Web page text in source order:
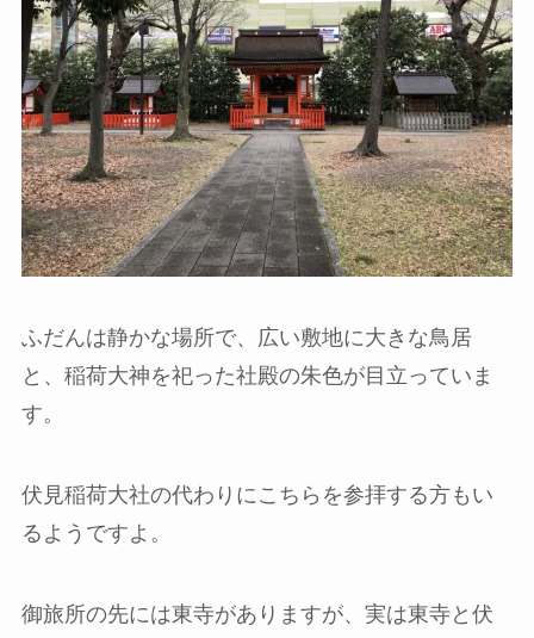
ふだんは静かな場所で、広い敷地に大きな鳥居
と、稲荷大神を祀った社殿の朱色が目立っていま
す。
伏見稲荷大社の代わりにこちらを参拝する方もい
るようですよ。
御旅所の先には東寺がありますが、実は東寺と伏